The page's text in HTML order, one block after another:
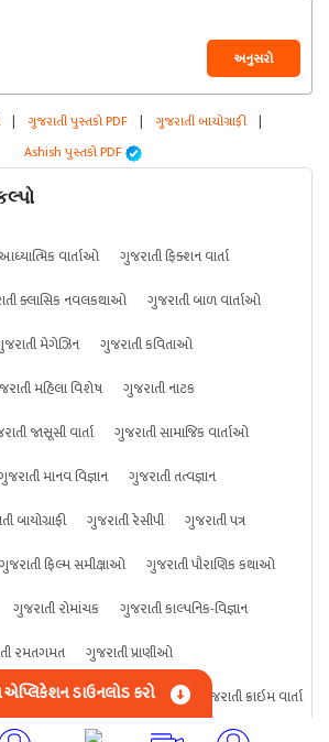
અનુસરો
| ગુજરાતી પુસ્તકો PDF | ગુજરાતી બાયોગ્રાફી |
Ashish પુસ્તકો PDF
વાર્તાઓ
ગુજરાતી ફિક્શન વાર્તા
ક્લાસિક નવલકથાઓ
ગુજરાતી બાળ વાર્તાઓ
મેગેઝિન
ગુજરાતી કવિતાઓ
મહિલા વિશેષ
ગુજરાતી નાટક
જાસૂસી વાર્તા
ગુજરાતી સામાજિક વાર્તાઓ
માનવ વિજ્ઞાન
ગુજરાતી તત્વજ્ઞાન
બાયોગ્રાફી ગુજરાતી રેસીપી
ગુજરાતી પત્ર
ગુજરાતી ફિલ્મ સમીક્ષાઓ
ગુજરાતી પૌરાણિક કથાઓ
ગુજરાતી રોમાંચક
ગુજરાતી કાલ્પનિક-વિજ્ઞાન
રમતગમત
ગુજરાતી પ્રાણીઓ
ગુજરાતી વિજ્ઞાન ગુજરાતી કંઈપણ ગુજરાતી ક્રાઇમ વાર્તા
ડાઉનલોડ કરો